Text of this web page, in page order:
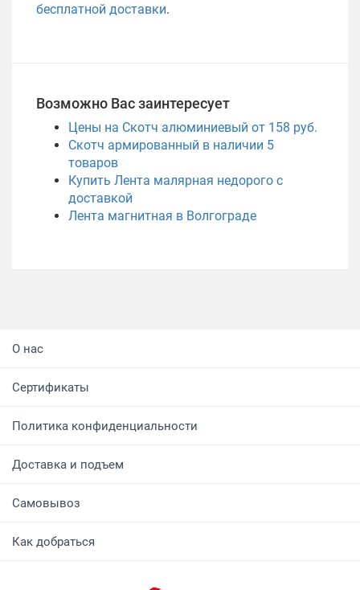
бесплатной доставки.
Возможно Вас заинтересует
Цены на Скотч алюминиевый от 158 руб.
Скотч армированный в наличии 5
товаров
Купить Лента малярная недорого с
доставкой
Лента магнитная в Волгограде
О нас
Сертификаты
Политика конфиденциальности
Доставка и подъем
Самовывоз
Как добраться